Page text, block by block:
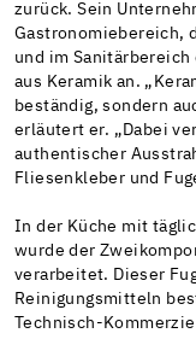
zurück. Sein
Gastronomiebereich,
und im Sanitärbereich
aus Keramik an.
beständig, sondern
erläutert er. „Dabei
authentischer
Fliesenkleber und
In der Küche mit
wurde der
verarbeitet. Dieser
Reinigungsmitteln
Technisch-